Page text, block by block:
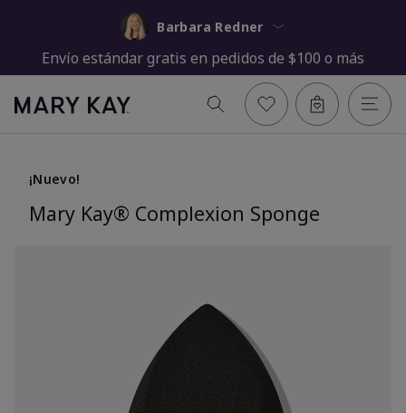
Barbara Redner
Envío estándar gratis en pedidos de $100 o más
¡Nuevo!
Mary Kay® Complexion Sponge